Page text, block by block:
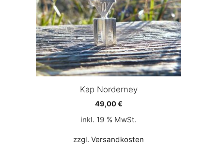
Kap Norderney
49,00€
inkl. 19 % MwSt.
zzgl. Versandkosten